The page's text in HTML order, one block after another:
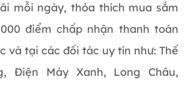
mỗi ngày, thỏa thích mua sắm
điểm chấp nhận thanh toán
và tại các đối tác uy tín như: Thế
Điện Máy Xanh, Long Châu,